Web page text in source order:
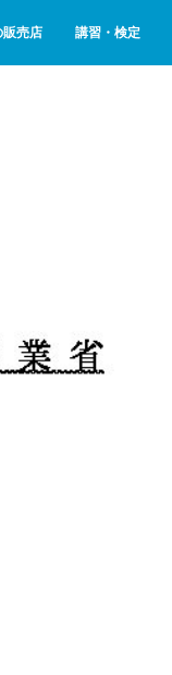
販売店 講習・検定